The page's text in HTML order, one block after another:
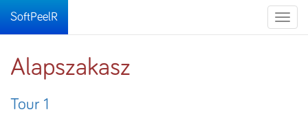
Toggle
SoftPeelR
Alapszakasz
Tour 1